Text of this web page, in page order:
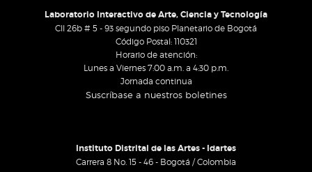
Laboratorio Interactivo de Arte, Ciencia y Tecnología
Cll 26b # 5 - 93 segundo piso Planetario de Bogotá
Código Postal: 110321
Horario de atención:
Lunes a Viernes 7:00 a.m. a 4:30 p.m.
Jornada continua
Suscríbase a nuestros boletines
Instituto Distrital de las Artes - Idartes
Carrera 8 No. 15 - 46 - Bogotá / Colombia